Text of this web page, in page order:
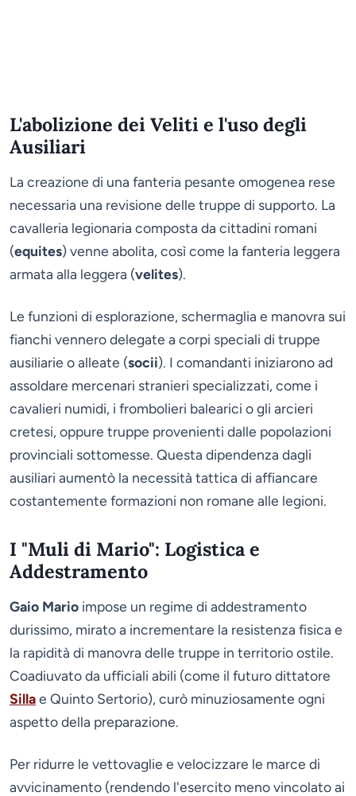
L'abolizione dei Veliti e l'uso degli
Ausiliari
La creazione di una fanteria pesante omogenea rese
necessaria una revisione delle truppe di supporto. La
cavalleria legionaria composta da cittadini romani
(equites) venne abolita, così come la fanteria leggera
armata alla leggera (velites).
Le funzioni di esplorazione, schermaglia e manovra sui
fianchi vennero delegate a corpi speciali di truppe
ausiliarie o alleate (socii). I comandanti iniziarono ad
assoldare mercenari stranieri specializzati, come i
cavalieri numidi, i frombolieri balearici o gli arcieri
cretesi, oppure truppe provenienti dalle popolazioni
provinciali sottomesse. Questa dipendenza dagli
ausiliari aumentò la necessità tattica di affiancare
costantemente formazioni non romane alle legioni.
I "Muli di Mario": Logistica e
Addestramento
Gaio Mario impose un regime di addestramento
durissimo, mirato a incrementare la resistenza fisica e
la rapidità di manovra delle truppe in territorio ostile.
Coadiuvato da ufficiali abili (come il futuro dittatore
Sillae Quinto Sertorio), curò minuziosamente ogni
aspetto della preparazione.
Per ridurre le vettovaglie e velocizzare le marce di
avvicinamento (rendendo l'esercito meno vincolato ai